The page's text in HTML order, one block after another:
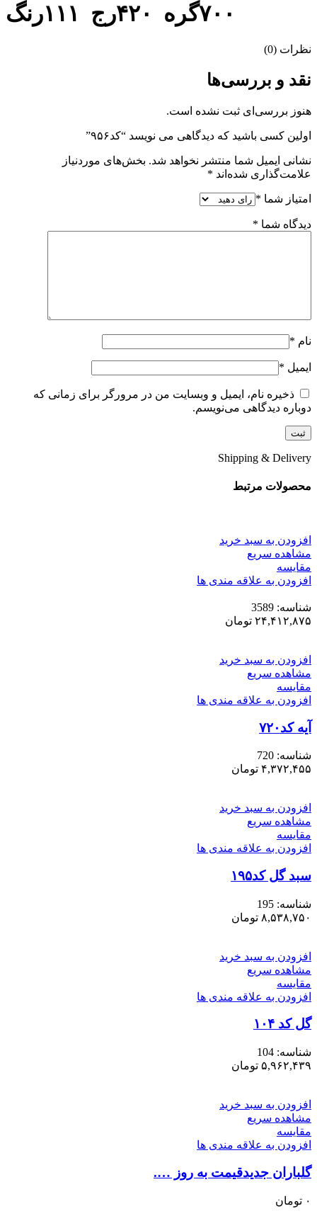
۷۰۰گره ۴۲۰رج ۱۱۱رنگ
نظرات (0)
نقد و بررسی‌ها
هنوز بررسی‌ای ثبت نشده است.
اولین کسی باشید که دیدگاهی می نویسد “کد۹۵۶”
نشانی ایمیل شما منتشر نخواهد شد. بخش‌های موردنیاز
علامت‌گذاری شده‌اند *
امتیاز شما *
دیدگاه شما *
نام *
ایمیل *
ذخیره نام، ایمیل و وبسایت من در مرورگر برای زمانی که
دوباره دیدگاهی می‌نویسم.
Shipping & Delivery
محصولات مرتبط
افزودن به سبد خرید
مشاهده سریع
مقایسه
افزودن به علاقه مندی ها
شناسه: 3589
۲۴,۴۱۲,۸۷۵ تومان
افزودن به سبد خرید
مشاهده سریع
مقایسه
افزودن به علاقه مندی ها
آیه کد۷۲۰
شناسه: 720
۴,۳۷۲,۴۵۵ تومان
افزودن به سبد خرید
مشاهده سریع
مقایسه
افزودن به علاقه مندی ها
سبد گل کد۱۹۵
شناسه: 195
۸,۵۳۸,۷۵۰ تومان
افزودن به سبد خرید
مشاهده سریع
مقایسه
افزودن به علاقه مندی ها
گل کد ۱۰۴
شناسه: 104
۵,۹۶۲,۴۳۹ تومان
افزودن به سبد خرید
مشاهده سریع
مقایسه
افزودن به علاقه مندی ها
گلباران جدیدقیمت به روز ….
۰ تومان